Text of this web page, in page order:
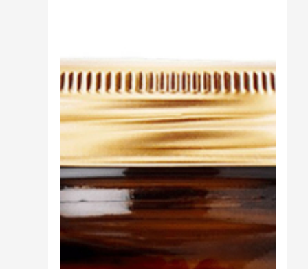
Altro
Cibo
Burro Ghee Ayurveda